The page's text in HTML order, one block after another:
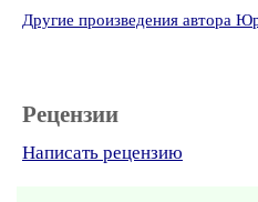
Другие произведения автора
Рецензии
Написать рецензию